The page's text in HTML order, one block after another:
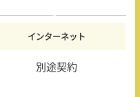
インターネット
別途契約